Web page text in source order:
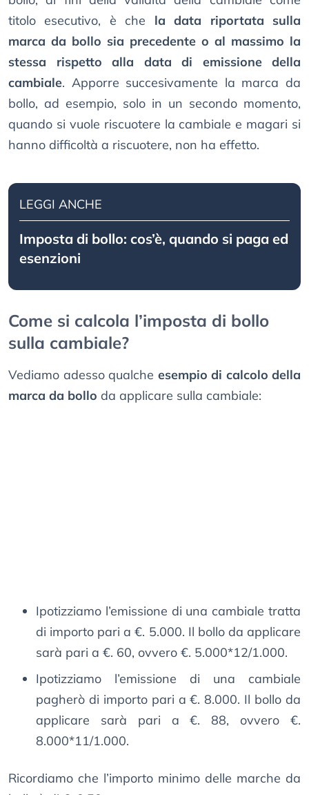
titolo esecutivo, è che la data riportata sulla
marca da bollo sia precedente o al massimo la
stessa rispetto alla data di emissione della
cambiale. Apporre succesivamente la marca da
bollo, ad esempio, solo in un secondo momento,
quando si vuole riscuotere la cambiale e magari si
hanno difficoltà a riscuotere, non ha effetto.
LEGGI ANCHE
Imposta di bollo: cos’è, quando si paga ed
esenzioni
Come si calcola l’imposta di bollo
sulla cambiale?
Vediamo adesso qualche esempio di calcolo della
marca da bollo da applicare sulla cambiale:
Ipotizziamo l’emissione di una cambiale tratta
di importo pari a €. 5.000. Il bollo da applicare
sarà pari a €. 60, ovvero €. 5.000*12/1.000.
Ipotizziamo l’emissione di una cambiale
pagherò di importo pari a €. 8.000. Il bollo da
applicare sarà pari a €. 88, ovvero €.
8.000*11/1.000.
Ricordiamo che l’importo minimo delle marche da